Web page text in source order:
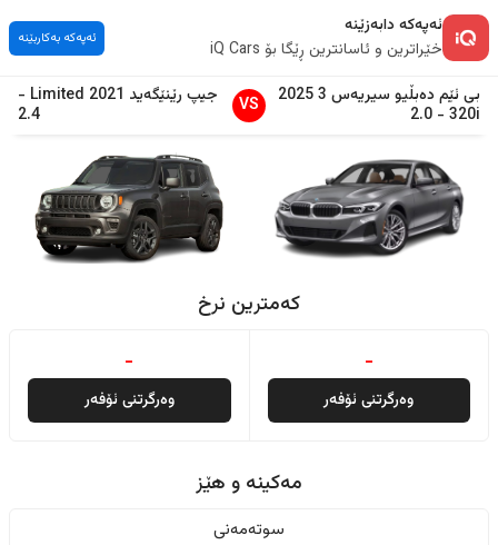
ئەپەکە دابەزێنە
خێراترین و ئاسانترین ڕێگا بۆ iQ Cars
ئەپەکە بەکاربێنە
بی ئێم دەبڵیو سیریەس 3
2025
320i
-
2.0
VS جیپ رێنێگەید 2021
Limited
-
2.4
کەمترین نرخ
-
وەرگرتنی ئۆفەر
-
وەرگرتنی ئۆفەر
مەکینە و هێز
سوتەمەنی